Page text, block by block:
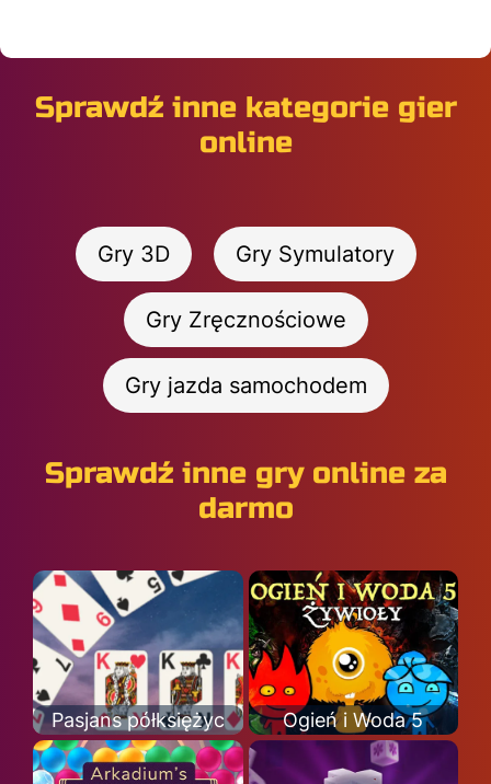
Sprawdź inne kategorie gier
online
Gry 3D Gry Symulatory
Gry Zręcznościowe
Gry jazda samochodem
Sprawdź inne gry online za
darmo
Pasjans półksiężyc Ogień i Woda 5